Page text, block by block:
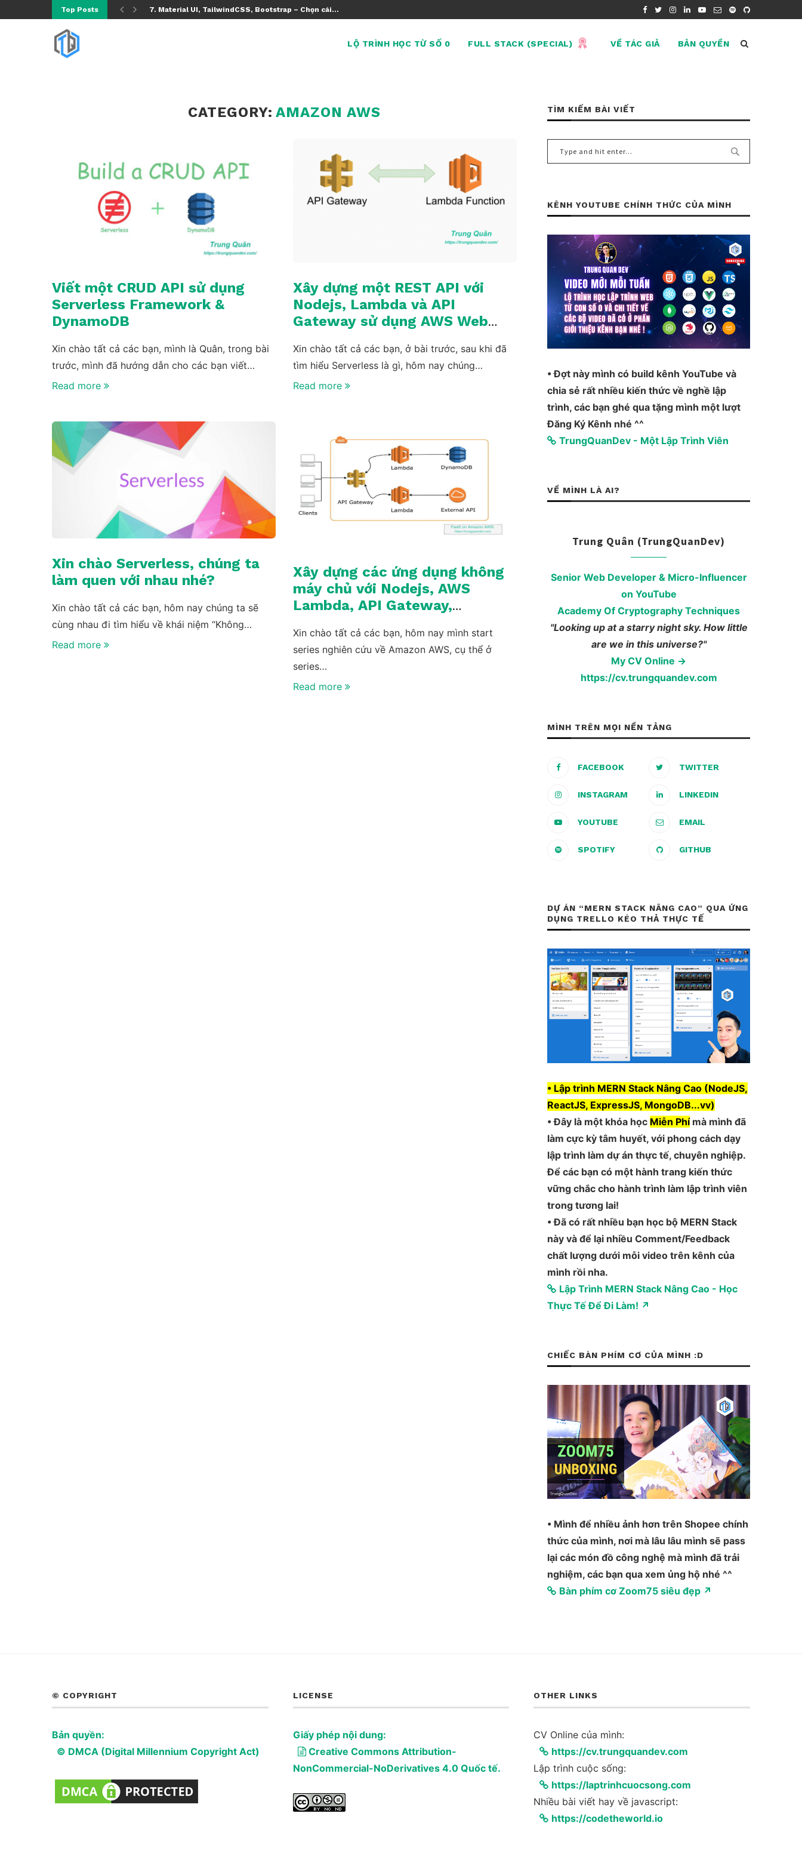
Top Posts 7. Material UI, TailwindCSS, Bootstrap – Chọn cái...
LỘ TRÌNH HỌC TỪ SỐ 0 FULL STACK (SPECIAL) VỀ TÁC GIẢ BẢN QUYỀN
CATEGORY: AMAZON AWS
Viết một CRUD API sử dụng
Serverless Framework &
DynamoDB
Xin chào tất cả các bạn, mình là Quân, trong bài
trước, mình đã hướng dẫn cho các bạn viết…
Read more
Xây dựng một REST API với
Nodejs, Lambda và API
Gateway sử dụng AWS Web
Xin chào tất cả các bạn, ở bài trước, sau khi đã
tìm hiểu Serverless là gì, hôm nay chúng…
Read more
Xin chào Serverless, chúng ta
làm quen với nhau nhé?
Xin chào tất cả các bạn, hôm nay chúng ta sẽ
cùng nhau đi tìm hiểu về khái niệm “Không…
Read more
Xây dựng các ứng dụng không
máy chủ với Nodejs, AWS
Lambda, API Gateway,
DynamoDB
Xin chào tất cả các bạn, hôm nay mình start
series nghiên cứu về Amazon AWS, cụ thể ở
series…
Read more
TÌM KIẾM BÀI VIẾT
KÊNH YOUTUBE CHÍNH THỨC CỦA MÌNH
• Đợt này mình có build kênh YouTube và
chia sẻ rất nhiều kiến thức về nghề lập
trình, các bạn ghé qua tặng mình một lượt
Đăng Ký Kênh nhé ^^
TrungQuanDev - Một Lập Trình Viên
VỀ MÌNH LÀ AI?
Trung Quân (TrungQuanDev)
Senior Web Developer & Micro-Influencer
on YouTube
Academy Of Cryptography Techniques
"Looking up at a starry night sky. How little
are we in this universe?"
My CV Online →
https://cv.trungquandev.com
MÌNH TRÊN MỌI NỀN TẢNG
FACEBOOK TWITTER
INSTAGRAM LINKEDIN
YOUTUBE EMAIL
SPOTIFY GITHUB
DỰ ÁN “MERN STACK NÂNG CAO” QUA ỨNG
DỤNG TRELLO KÉO THẢ THỰC TẾ
• Lập trình MERN Stack Nâng Cao (NodeJS,
ReactJS, ExpressJS, MongoDB...vv)
• Đây là một khóa học Miễn Phímà mình đã
làm cực kỳ tâm huyết, với phong cách dạy
lập trình làm dự án thực tế, chuyên nghiệp.
Để các bạn có một hành trang kiến thức
vững chắc cho hành trình làm lập trình viên
trong tương lai!
• Đã có rất nhiều bạn học bộ MERN Stack
này và để lại nhiều Comment/Feedback
chất lượng dưới mỗi video trên kênh của
mình rồi nha.
Lập Trình MERN Stack Nâng Cao - Học
Thực Tế Để Đi Làm! ↗
CHIẾC BÀN PHÍM CƠ CỦA MÌNH :D
• Mình để nhiều ảnh hơn trên Shopee chính
thức của mình, nơi mà lâu lâu mình sẽ pass
lại các món đồ công nghệ mà mình đã trải
nghiệm, các bạn qua xem ủng hộ nhé ^^
Bàn phím cơ Zoom75 siêu đẹp ↗
© COPYRIGHT
Bản quyền:
© DMCA (Digital Millennium Copyright Act)
LICENSE
Giấy phép nội dung:
Creative Commons Attribution-
NonCommercial-NoDerivatives 4.0 Quốc tế.
OTHER LINKS
CV Online của mình:
https://cv.trungquandev.com
Lập trình cuộc sống:
https://laptrinhcuocsong.com
Nhiều bài viết hay về javascript:
https://codetheworld.io